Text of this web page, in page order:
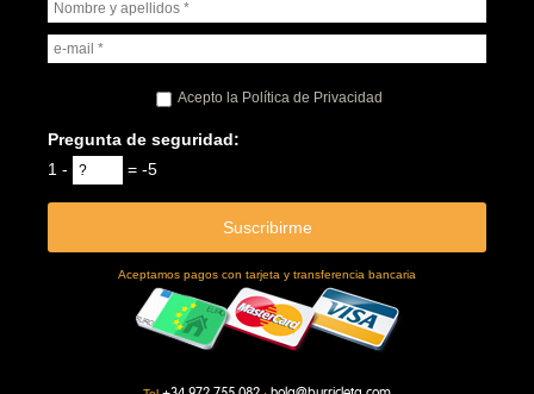
Acepto la Política de Privacidad
Pregunta de seguridad:
1 -
= -5
Aceptamos pagos con tarjeta y transferencia bancaria